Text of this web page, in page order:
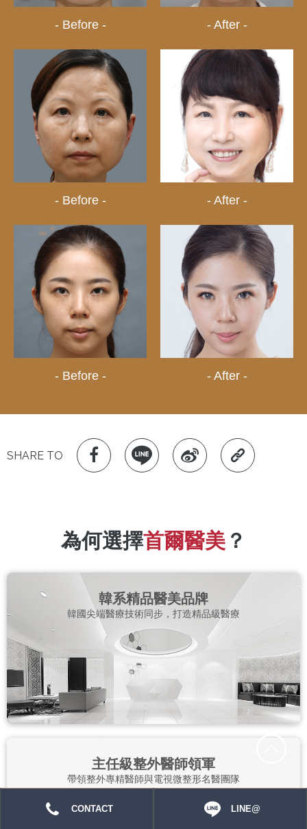
CONTACT LINE@
- Before - - After -
- Before - - After -
- Before - - After -
SHARE TO
為何選擇首爾醫美 ？
韓系精品醫美品牌
韓國尖端醫療技術同步，打造精品級醫療
主任級整外醫師領軍
帶領整外專精醫師與電視微整形名醫團隊